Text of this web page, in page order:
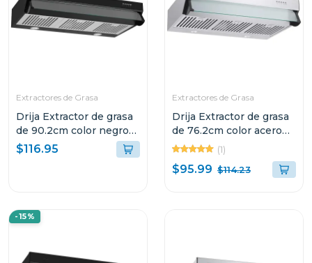
Extractores de Grasa
Drija Extractor de grasa
de 90.2cm color negro
compatto
$116.95
Extractores de Grasa
Drija Extractor de grasa
de 76.2cm color acero
compatto(1)
$95.99 $114.23
-15%